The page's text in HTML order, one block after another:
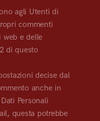
agli Utenti di
commenti
web e delle
di questo
decise dal
anche in
Personali
questa potrebbe